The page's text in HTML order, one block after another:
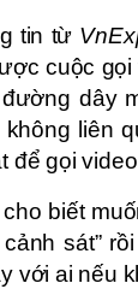
tin từ
cuộc
dây
không liên
để gọi
biết
cảnh sát”
với ai nếu